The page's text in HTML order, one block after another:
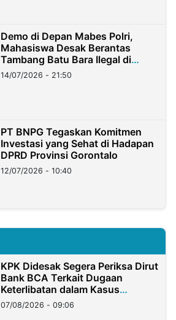
Demo di Depan Mabes Polri,
Mahasiswa Desak Berantas
Tambang Batu Bara Ilegal di
Lampung
14/07/2026 - 21:50
PT BNPG Tegaskan Komitmen
Investasi yang Sehat di Hadapan
DPRD Provinsi Gorontalo
12/07/2026 - 10:40
KPK Didesak Segera Periksa Dirut
Bank BCA Terkait Dugaan
Keterlibatan dalam Kasus
Hilangnya Dana Nasabah Rp2,58
Miliar
07/08/2026 - 09:06